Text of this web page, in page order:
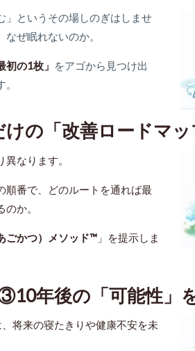
」というその場しのぎはしませ
ぜ眠れないのか。
初の1枚」 をアゴから見つけ出
の「改善ロードマッ
なります。
順番で、どのルートを通れば最
か。
ごかつ）メソッド™ 」を提示しま
年後の「可能性」
将来の寝たきりや健康不安を未